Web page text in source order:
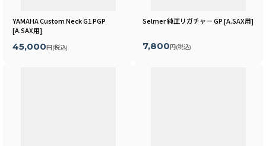
YAMAHA Custom Neck G1 PGP
[A.SAX用]
45,000 円 (税込)
Selmer 純正リガチャー GP[A.SAX用]
7,800 円 (税込)